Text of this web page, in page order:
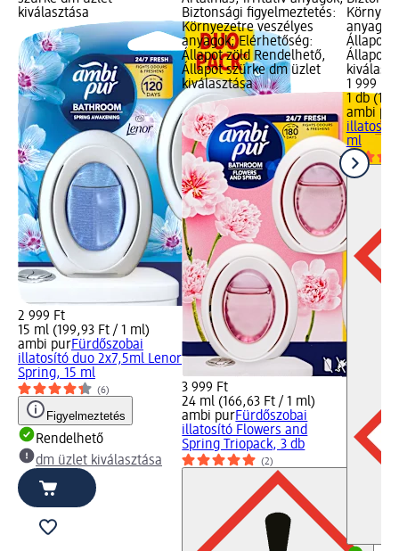
kiválasztása
2 999 Ft
15 ml (199,93 Ft / 1 ml)
ambi purFürdőszobai
illatosító duo 2x7,5ml Lenor
Spring, 15 ml
(6)
Figyelmeztetés
Rendelhető
dm üzlet kiválasztása
Biztonsági figyelmeztetés:
Környezetre veszélyes
anyagok; Elérhetőség:
Állapot zöld Rendelhető,
Állapot szürke dm üzlet
kiválasztása
3 999 Ft
24 ml (166,63 Ft / 1 ml)
ambi purFürdőszobai
illatosító Flowers and
Spring Triopack, 3 db
(2)
Állapot
Állapot
1 999 Ft
1 db (1
ambi pur
illatosító
ml